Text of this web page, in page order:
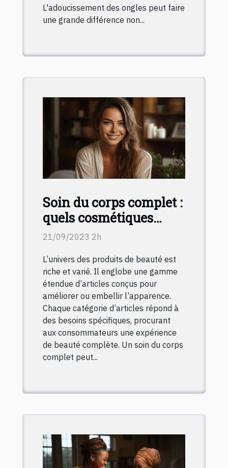
L'adoucissement des ongles peut faire
une grande différence non...
Soin du corps complet :
quels cosmétiques
choisir ?
21/09/2023 2h
L’univers des produits de beauté est
riche et varié. Il englobe une gamme
étendue d’articles conçus pour
améliorer ou embellir l’apparence.
Chaque catégorie d’articles répond à
des besoins spécifiques, procurant
aux consommateurs une expérience
de beauté complète. Un soin du corps
complet peut...